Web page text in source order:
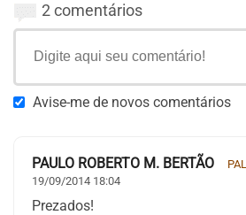
2 comentários
Avise-me de novos comentários
PAULO ROBERTO M. BERTÃO
19/09/2014 18:04
Prezados!